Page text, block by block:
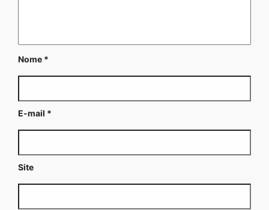
Nome *
E-mail *
Site